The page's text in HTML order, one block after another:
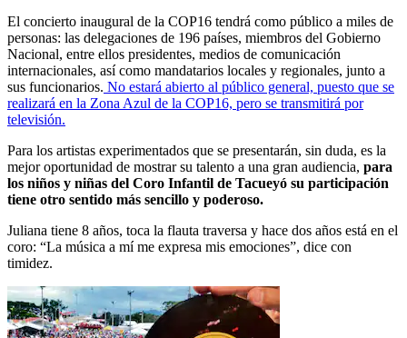
El concierto inaugural de la COP16 tendrá como público a miles de
personas: las delegaciones de 196 países, miembros del Gobierno
Nacional, entre ellos presidentes, medios de comunicación
internacionales, así como mandatarios locales y regionales, junto a
sus funcionarios. No estará abierto al público general, puesto que se
realizará en la Zona Azul de la COP16, pero se transmitirá por
televisión.
Para los artistas experimentados que se presentarán, sin duda, es la
mejor oportunidad de mostrar su talento a una gran audiencia, para
los niños y niñas del Coro Infantil de Tacueyó su participación
tiene otro sentido más sencillo y poderoso.
Juliana tiene 8 años, toca la flauta traversa y hace dos años está en el
coro: “La música a mí me expresa mis emociones”, dice con
timidez.